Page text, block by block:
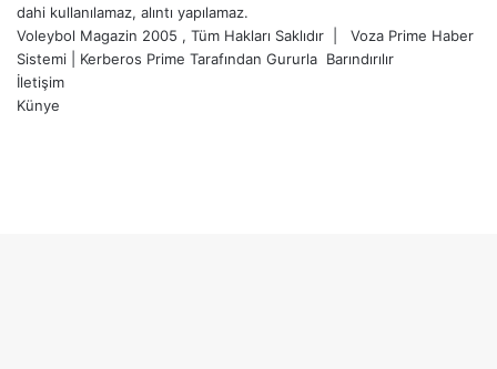
dahi kullanılamaz, alıntı yapılamaz.
Voleybol Magazin 2005 , Tüm Hakları Saklıdır | Voza Prime Haber
Sistemi
Kerberos Prime Tarafından Gururla Barındırılır
İletişim
Künye